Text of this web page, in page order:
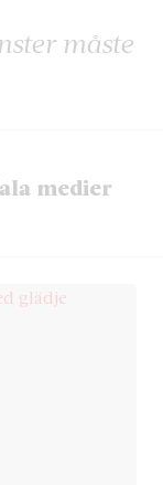
måste
medier